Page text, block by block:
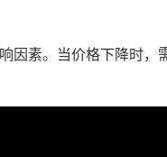
素。当价格下降时，